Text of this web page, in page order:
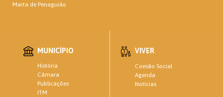
Marta de Penaguião
MUNICÍPIO
História
Câmara
Publicações
ITM
VIVER
Coesão Social
Agenda
Notícias